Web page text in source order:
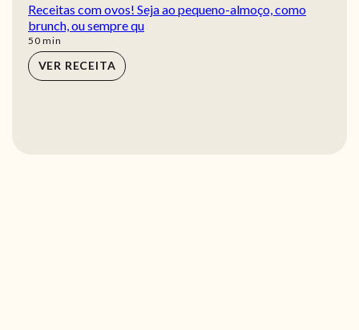
Receitas com ovos! Seja ao pequeno-almoço, como
brunch, ou sempre qu
50min
min
VER RECEITA